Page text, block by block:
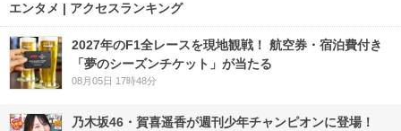
エンタメ | アクセスランキング
2027年のF1全レースを現地観戦！ 航空券・宿泊費付き
「夢のシーズンチケット」が当たる
08月05日 17時48分
乃木坂46・賀喜遥香が週刊少年チャンピオンに登場！